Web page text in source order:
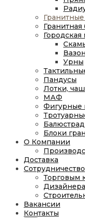
Гранитная
Городская
Урны
Пандусы
Лотки,
МАФ
Фигурные
Блоки
О Компании
Доставка
Сотрудничество
Торговым
Вакансии
Контакты